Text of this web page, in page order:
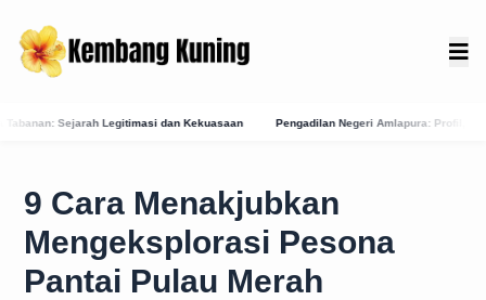
dan Kekuasaan Pengadilan Negeri Amlapura: Profil, Layanan E-Court, dan Jejak
9 Cara Menakjubkan
Mengeksplorasi Pesona
Pantai Pulau Merah